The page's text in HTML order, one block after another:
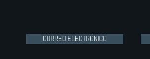
CORREO ELECTRÓNICO